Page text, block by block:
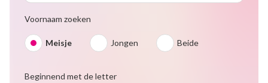
Voornaam zoeken
Meisje Jongen Beide
Beginnend met de letter